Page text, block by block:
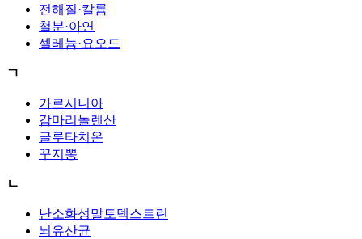
전해질·칼륨
철분·아연
셀레늄·요오드
ㄱ
가르시니아
감마리놀렌산
글루타치온
꾸지뽕
ㄴ
난소화성말토덱스트린
뇌유산균